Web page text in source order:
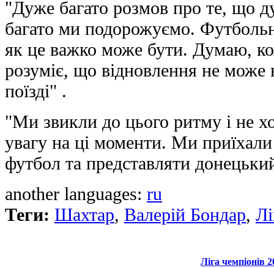
"Дуже багато розмов про те, що
багато ми подорожуємо.
як це важко може бути. Думаю,
розуміє, що відновлення не може
поїзді" .
"Ми звикли до цього ритму і не
увагу на ці моменти. Ми
футбол та представляти
another languages: ru
Теги: Шахтар, Валерій Бондар,
Ліга чемпіонів